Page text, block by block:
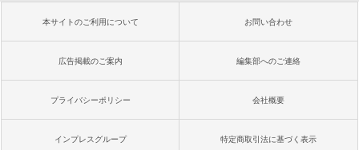
本サイトのご利用について お問い合わせ
広告掲載のご案内 編集部へのご連絡
プライバシーポリシー 会社概要
インプレスグループ 特定商取引法に基づく表示